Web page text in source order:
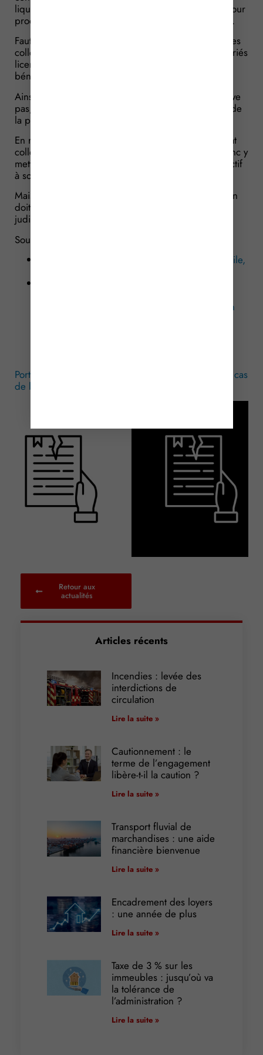
liquidation judiciaire, la résiliation du contrat doit, pour
produire effet, être notifiée au liquidateur judiciaire.
Faute d’une telle notification, les contrats de garanties
collectives ne sont pas valablement résiliés. Les salariés
licenciés pour motif économique doivent donc bien
bénéficier de la portabilité de leurs garanties.
Ainsi, la liquidation judiciaire de l’employeur ne prive
pas, à elle seule, les salariés licenciés du bénéfice de
la portabilité de leurs garanties santé/prévoyance.
En revanche, cette portabilité suppose que le contrat
collectif soit toujours en vigueur. L’assureur peut donc y
mettre fin en résiliant régulièrement le contrat collectif
à son échéance.
Mais, en cas de liquidation judiciaire, cette résiliation
doit impérativement être notifiée au liquidateur
judiciaire pour produire ses effets.
Sources :
Arrêt de la Cour de cassation, 2e chambre civile,
santé et prévoyance : précisions sur la mise en
Portabilité des garanties santé et prévoyance : et en cas
de liquidation judiciaire ?
Retour aux
actualités
Articles récents
Incendies : levée des
interdictions de
circulation
Lire la suite »
Cautionnement : le
terme de l’engagement
libère-t-il la caution ?
Lire la suite »
Transport fluvial de
marchandises : une aide
financière bienvenue
Lire la suite »
Encadrement des loyers
: une année de plus
Lire la suite »
Taxe de 3 % sur les
immeubles : jusqu’où va
la tolérance de
l’administration ?
Lire la suite »